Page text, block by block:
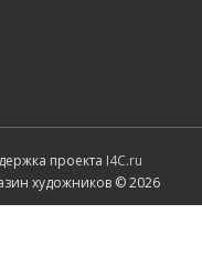
проекта I4C.ru
художников © 2026